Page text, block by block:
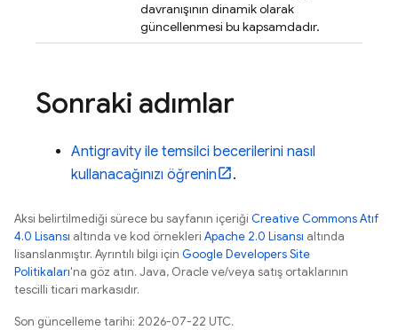
davranışının dinamik olarak
güncellenmesi bu kapsamdadır.
Sonraki adımlar
Antigravity ile temsilci becerilerini nasıl
kullanacağınızı öğrenin
.
Aksi belirtilmediği sürece bu sayfanın içeriği Creative Commons Atıf
4.0 Lisansı altında ve kod örnekleri Apache 2.0 Lisansı altında
lisanslanmıştır. Ayrıntılı bilgi için Google Developers Site
Politikaları'na göz atın. Java, Oracle ve/veya satış ortaklarının
tescilli ticari markasıdır.
Son güncelleme tarihi: 2026-07-22 UTC.